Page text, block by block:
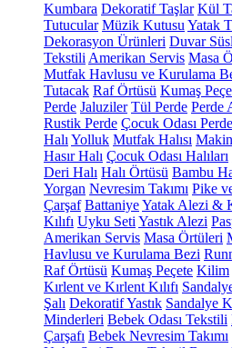
Kumbara Dekoratif Taşlar Kül
Tutucular Müzik Kutusu Yatak
Dekorasyon Ürünleri Duvar
Tekstili Amerikan Servis Masa
Mutfak Havlusu ve Kurulama
Tutacak Raf Örtüsü Kumaş
Perde Jaluziler Tül Perde Perde
Rustik Perde Çocuk Odası
Halı Yolluk Mutfak Halısı
Hasır Halı Çocuk Odası Halıları
Deri Halı Halı Örtüsü Bambu
Yorgan Nevresim Takımı Pike
Çarşaf BattaniyeYatak Alezi &
Kılıfı Uyku Seti Yastık Alezi
Amerikan Servis Masa Örtüleri
Havlusu ve Kurulama Bezi
Raf Örtüsü Kumaş Peçete Kilim
Kırlent ve Kırlent Kılıfı
Şalı Dekoratif Yastık Sandalye
Minderleri Bebek Odası Tekstili
Çarşafı Bebek Nevresim Takımı